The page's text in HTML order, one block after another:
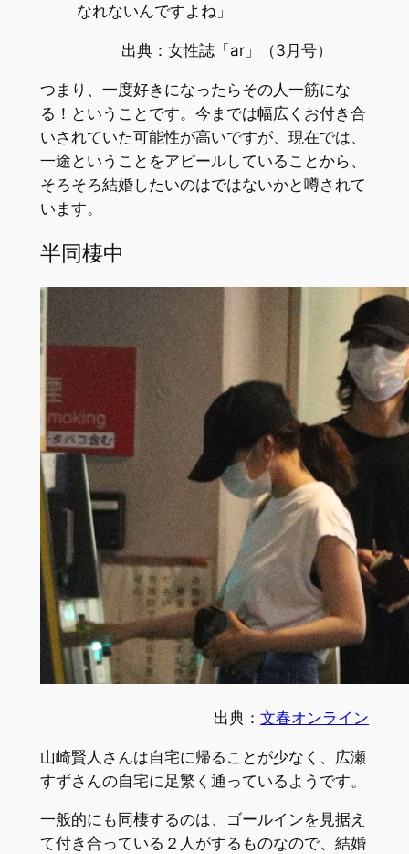
なれないんですよね」
出典：女性誌「ar」（3月号）
つまり、一度好きになったらその人一筋にな
る！ということです。今までは幅広くお付き合
いされていた可能性が高いですが、現在では、
一途ということをアピールしていることから、
そろそろ結婚したいのはではないかと噂されて
います。
半同棲中
出典：文春オンライン
山崎賢人さんは自宅に帰ることが少なく、広瀬
すずさんの自宅に足繁く通っているようです。
一般的にも同棲するのは、ゴールインを見据え
て付き合っている２人がするものなので、結婚